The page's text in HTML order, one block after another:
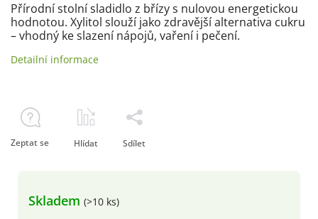
Skladem (>10 ks)
Přírodní stolní sladidlo z břízy s nulovou energetickou
hodnotou. Xylitol slouží jako zdravější alternativa cukru
– vhodný ke slazení nápojů, vaření i pečení.
Detailní informace
Zeptat se Hlídat Sdílet